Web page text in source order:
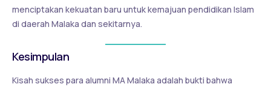
menciptakan kekuatan baru untuk kemajuan pendidikan Islam
di daerah Malaka dan sekitarnya.
Kesimpulan
Kisah sukses para alumni MA Malaka adalah bukti bahwa